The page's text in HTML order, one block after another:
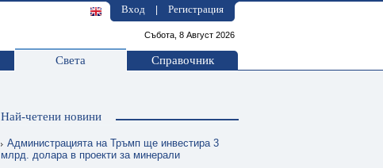
Вход Регистрация
Събота, 8 Август 2026
Света Справочник
Най-четени новини
Администрацията на Тръмп ще инвестира 3
млрд. долара в проекти за минерали